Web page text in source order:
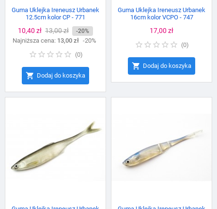
Guma Uklejka Ireneusz Urbanek
12.5cm kolor CP - 771
Cena
10,40 zł Cena
podstawowa
13,00 zł -20%
Najniższa cena: 13,00 zł -20%
(0)
 Dodaj do koszyka
Guma Uklejka Ireneusz Urbanek
16cm kolor VCPO - 747
Cena
17,00 zł
(0)
 Dodaj do koszyka